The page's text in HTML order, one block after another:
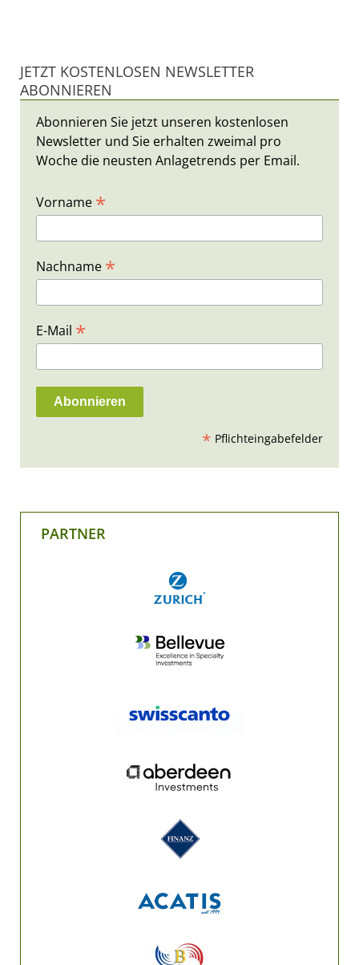
JETZT KOSTENLOSEN NEWSLETTER
ABONNIEREN
Abonnieren Sie jetzt unseren kostenlosen
Newsletter und Sie erhalten zweimal pro
Woche die neusten Anlagetrends per Email.
Vorname *
Nachname *
E-Mail *
* Pflichteingabefelder
PARTNER